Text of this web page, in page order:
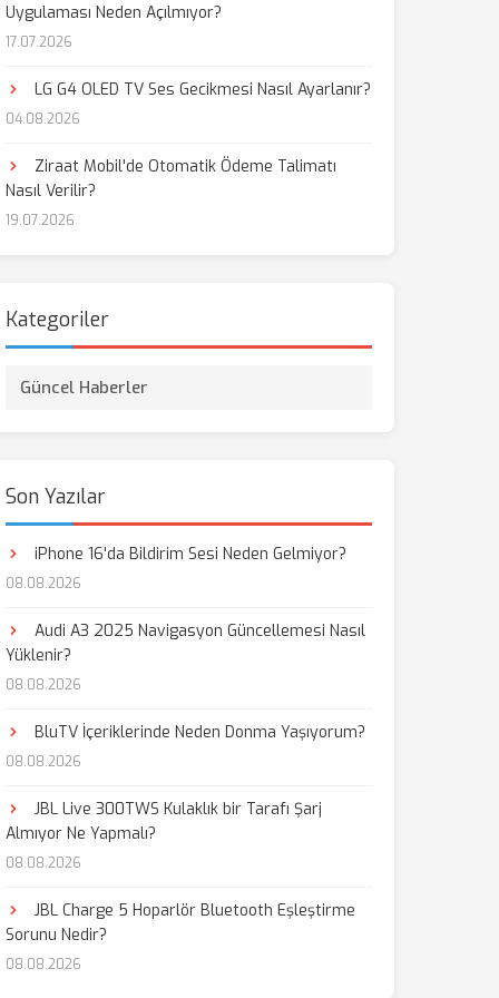
Uygulaması Neden Açılmıyor?
17.07.2026
LG G4 OLED TV Ses Gecikmesi Nasıl Ayarlanır?
04.08.2026
Ziraat Mobil'de Otomatik Ödeme Talimatı
Nasıl Verilir?
19.07.2026
Kategoriler
Güncel Haberler
Son Yazılar
iPhone 16'da Bildirim Sesi Neden Gelmiyor?
08.08.2026
Audi A3 2025 Navigasyon Güncellemesi Nasıl
Yüklenir?
08.08.2026
BluTV İçeriklerinde Neden Donma Yaşıyorum?
08.08.2026
JBL Live 300TWS Kulaklık bir Tarafı Şarj
Almıyor Ne Yapmalı?
08.08.2026
JBL Charge 5 Hoparlör Bluetooth Eşleştirme
Sorunu Nedir?
08.08.2026